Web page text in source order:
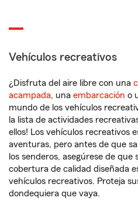
Vehículos recreativos
¿Disfruta del aire libre con una
acampada, una embarcación o
mundo de los vehículos
la lista de actividades
ellos! Los vehículos recreativos
aventuras, pero antes de que
los senderos, asegúrese de que
cobertura de calidad diseñada
vehículos recreativos. Proteja
dondequiera que vaya.